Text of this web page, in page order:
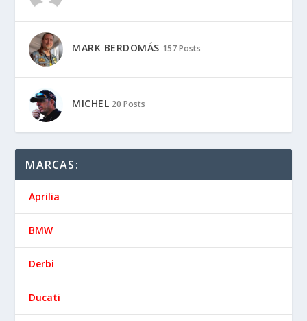
MARK BERDOMÁS 157 Posts
MICHEL 20 Posts
MARCAS:
Aprilia
BMW
Derbi
Ducati